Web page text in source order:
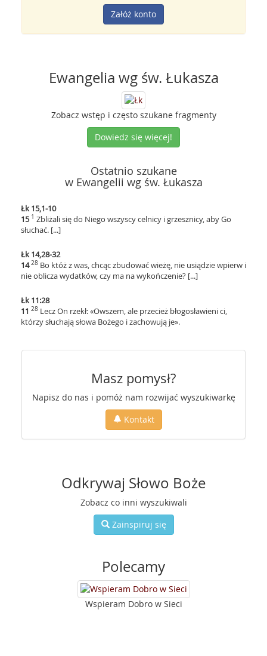
Załóż konto
Ewangelia wg św. Łukasza
Zobacz wstęp i często szukane fragmenty
Dowiedz się więcej!
Ostatnio szukane
w Ewangelii wg św. Łukasza
Łk 15,1-10
15 1 Zbliżali się do Niego wszyscy celnicy i grzesznicy, aby Go
słuchać. [...]
Łk 14,28-32
14 28 Bo któż z was, chcąc zbudować wieżę, nie usiądzie wpierw i
nie oblicza wydatków, czy ma na wykończenie? [...]
Łk 11:28
11 28 Lecz On rzekł: «Owszem, ale przecież błogosławieni ci,
którzy słuchają słowa Bożego i zachowują je».
Masz pomysł?
Napisz do nas i pomóż nam rozwijać wyszukiwarkę
Kontakt
Odkrywaj Słowo Boże
Zobacz co inni wyszukiwali
Zainspiruj się
Polecamy
Wspieram Dobro w Sieci